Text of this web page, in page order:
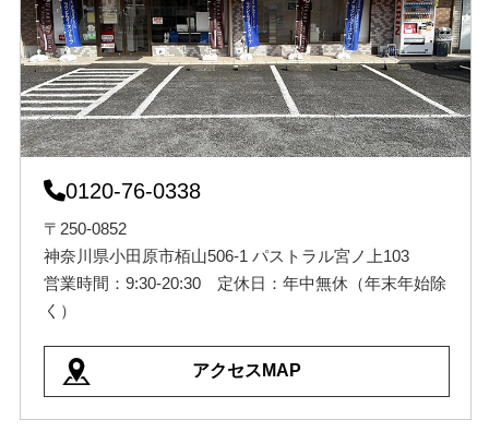
0120-76-0338
〒250-0852
神奈川県小田原市栢山506-1 パストラル宮ノ上103
営業時間：9:30-20:30 定休日：年中無休（年末年始除
く）
アクセスMAP